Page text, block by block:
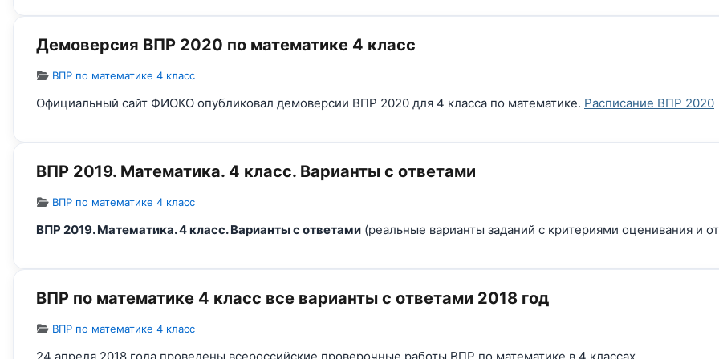
Демоверсия ВПР 2020 по математике 4 класс
Информация о материале
ВПР по математике 4 класс
Официальный сайт ФИОКО опубликовал демоверсии ВПР 2020 для 4 класса по математике. Расписание ВПР 2020
ВПР 2019. Математика. 4 класс. Варианты с ответами
Информация о материале
ВПР по математике 4 класс
ВПР 2019. Математика. 4 класс. Варианты с ответами (реальные варианты заданий с критериями оценивания и
ВПР по математике 4 класс все варианты с ответами 2018 год
Информация о материале
ВПР по математике 4 класс